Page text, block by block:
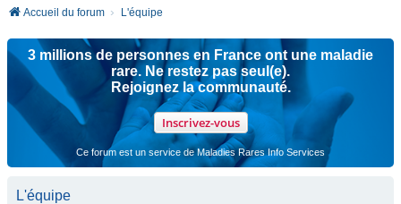
Accueil du forum L'équipe
3 millions de personnes en France ont une maladie
rare. Ne restez pas seul(e).
Rejoignez la communauté.
Inscrivez-vous
Ce forum est un service de Maladies Rares Info Services
L'équipe